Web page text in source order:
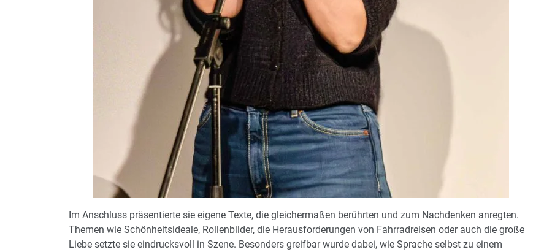
Im Anschluss präsentierte sie eigene Texte, die gleichermaßen berührten und zum Nachdenken anregten.
Themen wie Schönheitsideale, Rollenbilder, die Herausforderungen von Fahrradreisen oder auch die große
Liebe setzte sie eindrucksvoll in Szene. Besonders greifbar wurde dabei, wie Sprache selbst zu einem